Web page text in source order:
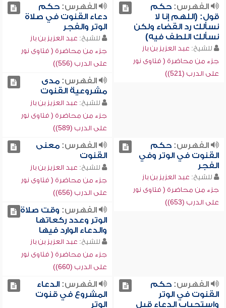
الفهرس:حكم
قول: (اللهم إنا لا
نسألك رد القضاء ولكن
نسألك اللطف فيه)
للشيخ: عبد العزيز بن باز
جزء من محاضرة ( فتاوى نور
على الدرب (521))
الفهرس:حكم
دعاء القنوت في صلاة
الوتر والفجر
للشيخ: عبد العزيز بن باز
جزء من محاضرة ( فتاوى نور
على الدرب (556))
الفهرس:مدى
مشروعية القنوت
للشيخ: عبد العزيز بن باز
جزء من محاضرة ( فتاوى نور
على الدرب (589))
الفهرس:حكم
القنوت في الوتر وفي
الفجر
للشيخ: عبد العزيز بن باز
جزء من محاضرة ( فتاوى نور
على الدرب (653))
الفهرس:معنى
القنوت
للشيخ: عبد العزيز بن باز
جزء من محاضرة ( فتاوى نور
على الدرب (656))
الفهرس: وقت صلاة
الوتر وعدد ركعاتها
والدعاء الوارد فيها
للشيخ: عبد العزيز بن باز
جزء من محاضرة ( فتاوى نور
على الدرب (660))
الفهرس:حكم
القنوت في الوتر
واستحباب الدعاء قبل
الفهرس:الدعاء
المشروع في قنوت
الوتر